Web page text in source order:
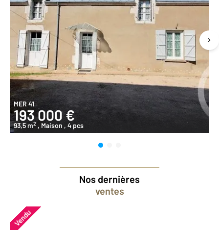
MER 41
193 000 €
93,5 m2 , Maison , 4 pcs
Nos dernières
ventes
Vendu